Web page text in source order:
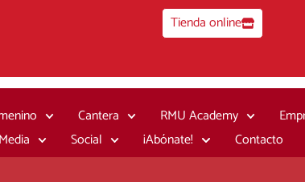
Tienda online
Cantera RMU Academy
Media Social ¡Abónate! Contacto